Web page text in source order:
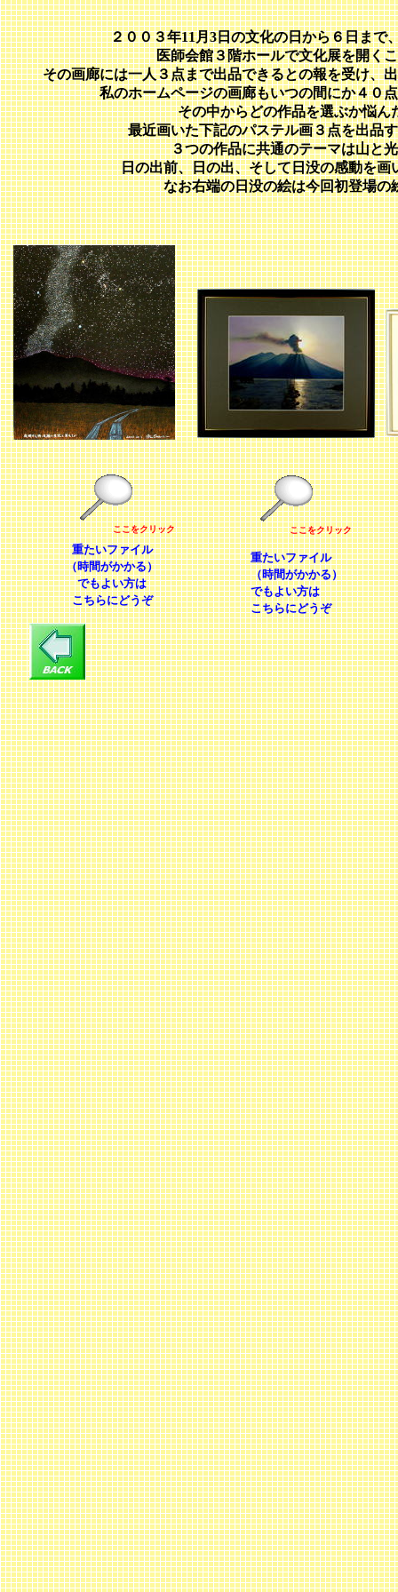
重たいファイル
（時間がかかる）
でもよい方は
こちらにどうぞ
２００３年11月3日の文化の日から６日まで
医師会館３階ホールで文化展を開く
その画廊には一人３点まで出品できるとの報を受け、
私のホームページの画廊もいつの間にか４０
その中からどの作品を選ぶか悩ん
最近画いた下記のパステル画３点を出品
３つの作品に共通のテーマは山と
日の出前、日の出、そして日没の感動を画
なお右端の日没の絵は今回初登場の
ここをクリック ここをクリック
重たいファイル
（時間がかかる）
でもよい方は
こちらにどうぞ